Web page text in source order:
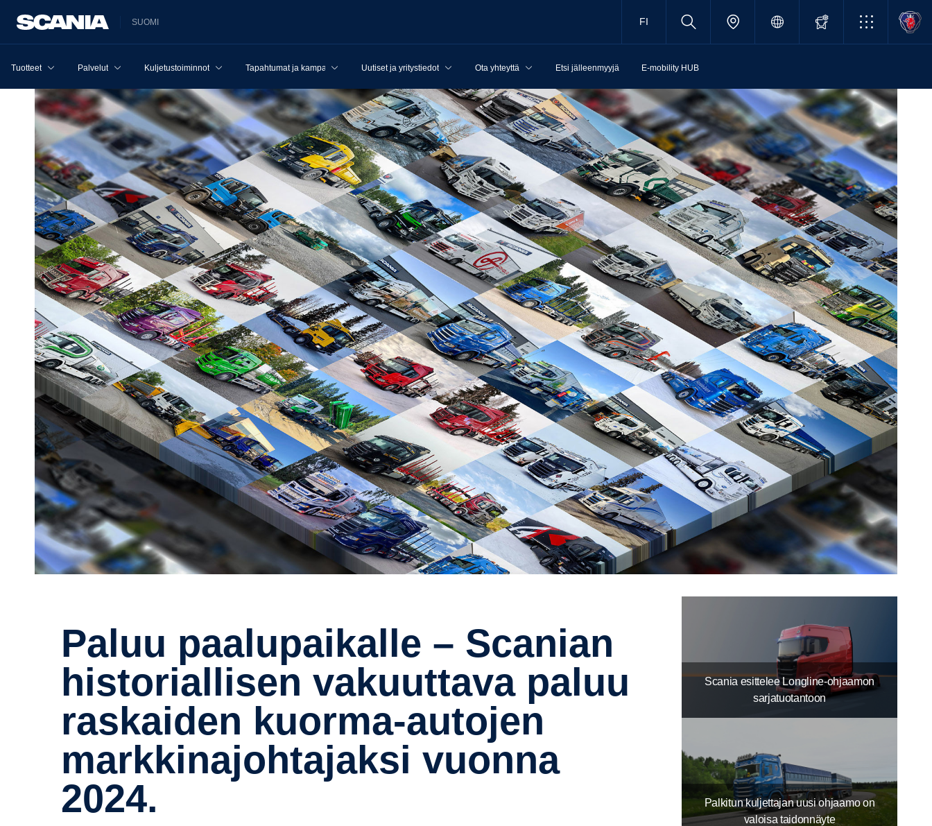
SUOMI FI
Tuotteet Palvelut Kuljetustoiminnot Tapahtumat ja kampanjat Uutiset ja yritystiedot Ota yhteyttä Etsi jälleenmyyjä E-mobility HUB
Paluu paalu­pai­kalle – Scanian
histo­rial­lisen vakuut­tava paluu
raskaiden kuorma-​autojen
markkin­ajoh­ta­jaksi vuonna
2024.
Scania esittelee Longline-ohjaamon
sarjatuotantoon
Palkitun kuljettajan uusi ohjaamo on
valoisa taidonnäyte